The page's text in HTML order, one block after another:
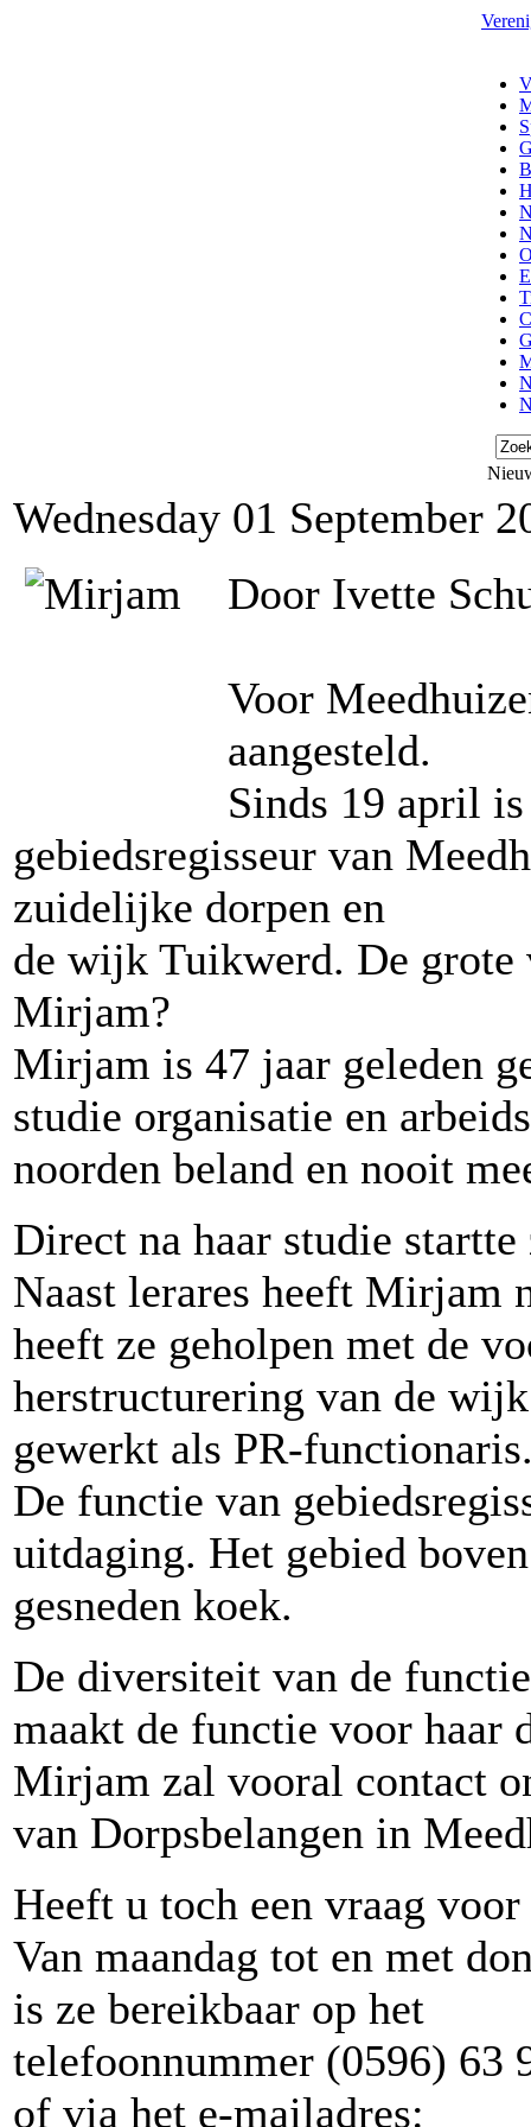
Wednesday 01 September
Door Ivette
Voor
aangesteld.
Sinds 19 april
gebiedsregisseur van
zuidelijke dorpen en
de wijk Tuikwerd. De
Mirjam?
Mirjam is 47 jaar geleden
studie organisatie en
noorden beland en nooit
Direct na haar studie
Naast lerares heeft Mirjam
heeft ze geholpen met de
herstructurering van de
gewerkt als PR-
De functie van
uitdaging. Het gebied
gesneden koek.
De diversiteit van de
maakt de functie voor haar
Mirjam zal vooral contact
van Dorpsbelangen in
Heeft u toch een vraag
Van maandag tot en met
is ze bereikbaar op het
telefoonnummer (0596) 63
of via het e-mailadres: